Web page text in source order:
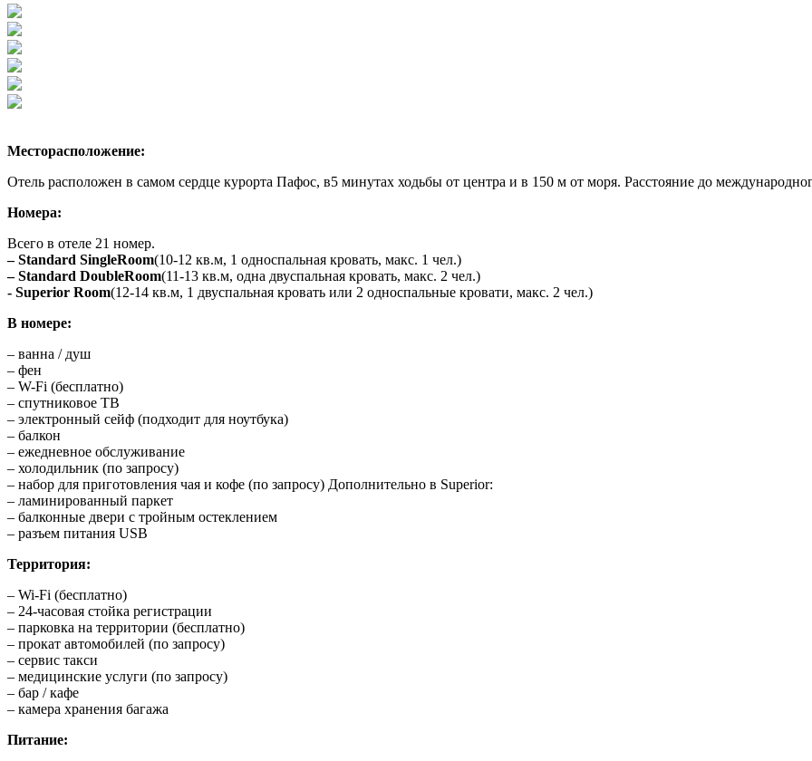
Месторасположение:
Отель расположен в самом сердце курорта Пафос, в5 минутах ходьбы от центра и в 150 м от моря. Расстояние до
Номера:
Всего в отеле 21 номер.
– Standard SingleRoom(10-12 кв.м, 1 односпальная кровать, макс. 1 чел.)
– Standard DoubleRoom(11-13 кв.м, одна двуспальная кровать, макс. 2 чел.)
​- Superior Room(12-14 кв.м, 1 двуспальная кровать или 2 односпальные кровати, макс. 2 чел.)
В номере:
– ванна / душ
– фен
– W-Fi (бесплатно)
– спутниковое ТВ
– электронный сейф (подходит для ноутбука)
– балкон
– ежедневное обслуживание
– холодильник (по запросу)
– набор для приготовления чая и кофе (по запросу) Дополнительно в Superior:
– ламинированный паркет
– балконные двери с тройным остеклением
– разъем питания USB
Территория:
– Wi-Fi (бесплатно)
– 24-часовая стойка регистрации
– парковка на территории (бесплатно)
– прокат автомобилей (по запросу)
– сервис такси
– медицинские услуги (по запросу)
– бар / кафе
– камера хранения багажа
Питание: